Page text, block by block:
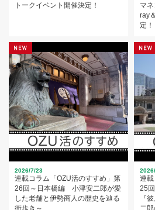
トークイベント開催決定！
マ
ray
定！
2026/7/23
連載コラム「OZU活のすすめ」第
26回～日本橋編 小津安二郎が愛
した老舗と伊勢商人の歴史を辿る
街歩き～
連
25
『
二